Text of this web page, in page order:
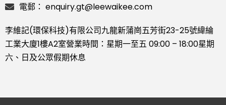
電郵： enquiry.gt@leewaikee.com
李維記(環保科技)有限公司九龍新蒲崗五芳街23-25號緯綸
工業大廈1樓A2室營業時間：星期一至五 09:00 – 18:00星期
六、日及公眾假期休息